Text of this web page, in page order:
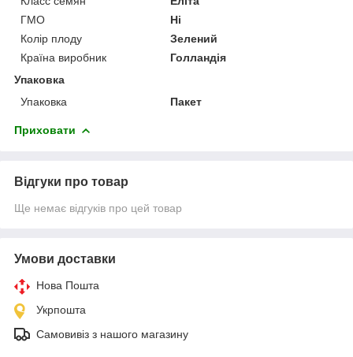
ГМО
Ні
Колір плоду
Зелений
Країна виробник
Голландія
Упаковка
Упаковка
Пакет
Приховати
Відгуки про товар
Ще немає відгуків про цей товар
Умови доставки
Нова Пошта
Укрпошта
Самовивіз з нашого магазину